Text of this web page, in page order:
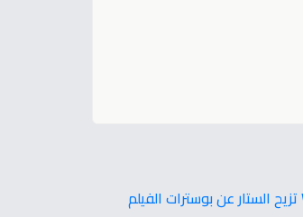
Walt Disney pictures تزيح الستار عن بوسترات الفيلم